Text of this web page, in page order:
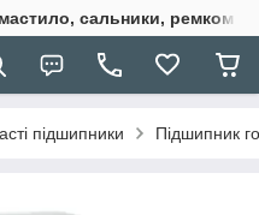
сальники,
підшипники Підшипник